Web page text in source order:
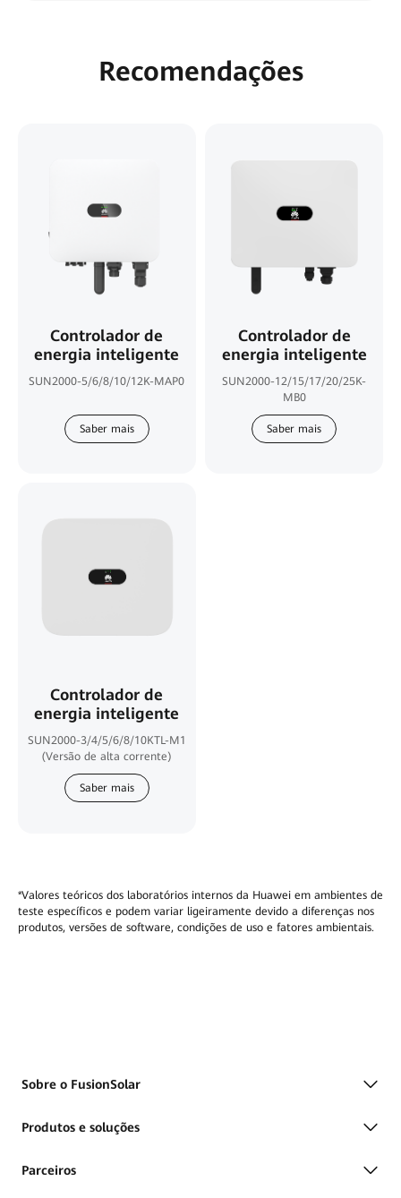
Recomendações
Controlador de
energia inteligente
SUN2000-5/6/8/10/12K-MAP0
Saber mais
Controlador de
energia inteligente
SUN2000-12/15/17/20/25K-
MB0
Saber mais
Controlador de
energia inteligente
SUN2000-3/4/5/6/8/10KTL-M1
(Versão de alta corrente)
Saber mais
*Valores teóricos dos laboratórios internos da Huawei em ambientes de
teste específicos e podem variar ligeiramente devido a diferenças nos
produtos, versões de software, condições de uso e fatores ambientais.
Sobre o FusionSolar
Produtos e soluções
Parceiros